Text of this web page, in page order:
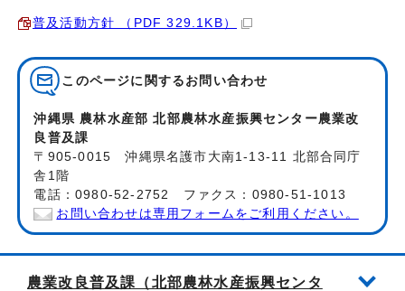
普及活動方針 （PDF 329.1KB）
このページに関する お問い合わせ
沖縄県 農林水産部 北部農林水産振興センター農業改
良普及課
〒905-0015 沖縄県名護市大南1-13-11 北部合同庁
舎1階
電話：0980-52-2752 ファクス：0980-51-1013
お問い合わせは専用フォームをご利用ください。
農業改良普及課（北部農林水産振興センタ